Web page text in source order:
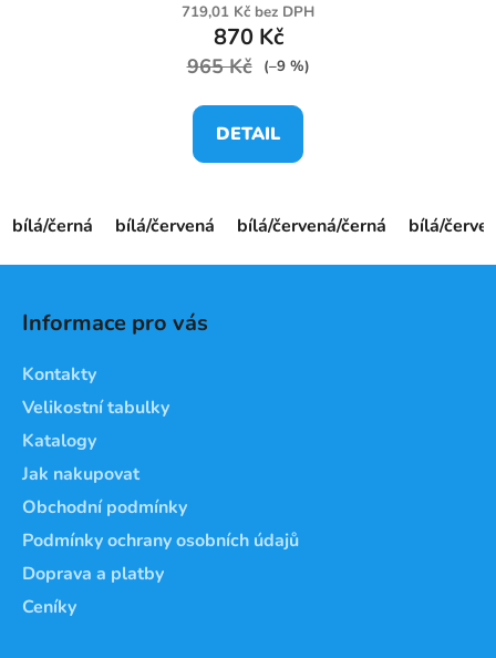
719,01 Kč bez DPH
870 Kč
965 Kč (–9 %)
DETAIL
bílá/černá bílá/červená bílá/červená/černá bílá/
Informace pro vás
Kontakty
Velikostní tabulky
Katalogy
Jak nakupovat
Obchodní podmínky
Podmínky ochrany osobních údajů
Doprava a platby
Ceníky